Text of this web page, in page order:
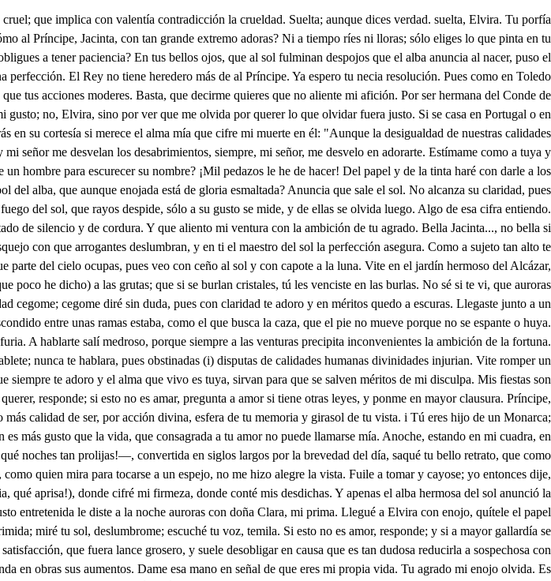
estando en mi cuadra, en soledad tan prolija, que sólo me acompañaban un bufete y dos bujías, sacrificando en tu amor —¡oh qué noches tan prolijas!—, convertida en siglos largos por la brevedad del día, saqué tu bello retrato, que como mi pecho habita un rato a solas con él quise aliviar mis fatigas. Sobre un bufete de plata le puse, como quien mira para tocarse a un espejo, no me hizo alegre la vista. Fuile a tomar y cayose; yo entonces dije, ofendida: cuando se caen los espejos mal suceso pronostican. Álcele y tomé un papel (¡qué temeraria, qué aprisa!), donde cifré mi firmeza, donde conté mis desdichas. Y apenas el alba hermosa del sol anunció la risa, cuando el papel con mil almas le di para darte a Elvira. Supe (¡ah, crueles amantes!) que con gusto entretenida le diste a la noche auroras con doña Clara, mi prima. Llegué a Elvira con enojo, quítele el papel corrida, porque mí violento fuego le convirtiera en cenizas. Llegaste tú, repórteme; vite rey, quedé oprimida; miré tu sol, deslumbrome; escuché tu voz, temila. Si esto no es amor, responde; y si a mayor gallardía se constituyen sus leyes, a tu gusto estoy rendida. No de tus antojos quiero castigar la presunción ni darte satisfacción, que fuera lance grosero, y suele desobligar en causa que es tan dudosa reducirla a sospechosa con quererla disculpar. Ni con encarecimientos quiero pintarte mi amor, que como no es hablador funda en obras sus aumentos. Dame esa mano en señal de que eres mi propia vida. Tu agrado mi enojo olvida. Es condición celestial. ¿No sabes que el alma es mía? Quedo, que tu hermano viene. Buen fin mi sospecha tiene. Ya es demasiada porfía. Dámela, Elvira, por Dios, que a 'descomponer me obligas, y antes que me vaya amigas habéis de quedar las dos. Los pies beso a Vuestra Alteza. Huélgome que hayáis venido, que ya estoy medio corrido de ver tan grande extrañeza. Ea, Elvira, no haya más: dádmela y abrazaos luego. A hacer lo que mandas llego. Gusto infinito me das. Doña Elvira es bien nacida, doña Jacinta también, y cuando el cargo le den de camarera, advertida doña Elvira de que tiene Jacinta en antigüedad más grados de calidad... ¡Qué bien su engaño previene! .quedará desenojada. ¿Digo bien, Conde? Señor, supuesto que a tu valor está mi humildad postrada, mi hermana no puede ser camarera. ¿Cómo no? ¿No puedo mandarlo yo? Tienes padre. ¿Y ha de ser mi padre contra mi gusto? Como él quiera, ¿por qué no? ¿Contra lo que mando yo. siendo a su servicio justo? Señor, no lo debe ser, pues que no da permisión. ¡No me habléis más, corazón, que bien os dais a entender! Conde, decid: ¿vuestra hermana no tiene méritos? ¿Cómo, siendo del Rey mayordomo y ella de esa suerte ufana, también admitidos, dais a la duda esa objeción? Porque hay nueva reducción. Della es bien que me advirtáis. Saliendo alegre a caza un claro día tu padre, por los montes de Toledo, dando a los gerifaltes osadía y a las veloces garzas torpe miedo, después de haber calmado su alegría... Agora más confusa que antes quedo. De Vargas ilustró la aldea corta, adonde el sol la vanidad reporta. Llegaron de la Sagra labradores y zagalejas a sus pies lozanos, ya con la caza, pesca, fruta y flores, cifrando un mayo en sus heroicas manos. Pagoles con agrados, con favores, dejolos ricos y de gloria ufanos; que el Rey, como fiscal del firmamento, es fuerza que por uno ha de dar ciento. Viendo el sitio, la gente y el agrado tan dispuesto a su gusto y tan copioso, quedó con afición determinado a fabricar allí un jardín hermoso, con casa y gente, que, vecino a un prado, forme un palacio rico y suntuoso, adonde del conejo y gamo vea porfías sobre cuál le lisonjea. Previene que le asista yo, acudiendo con desvelos al gusto que le alienta, cristales a las murtas previniendo, y más verdores que el abril intenta. Y por este mandato discurriendo me apresura con ira tan violenta, que por dar al efeto el gusto junto me mandó que me parta luego al punto. Allí será mi hermana camarera, no del palacio, del abril florido, que así lo manda el Rey, y a Dios pluguiera a más rigor me hubiera reducido: aquí no hay dilación, que si la hubiera pusiera mi opinión en torpe olvido. Carrozas y literas ten a punto. ¡Ella va desterrada, y yo difunto! Si el Rey lo manda, servirle será mi mayor blasón; aunque es merced con pensión. ¿Quién bastará a persuadirle? ¿Qué me manda Vuestra Alteza? Que os lleve el cielo con bien. Tus pies beso. Cielos, ¿quién sin la luz de su belleza podrá vivir? Ven, hermana. Su Alteza reine en Castilla, y goce la imperial silla sin la opresión africana. ¡No es bueno volver los ojos para acabar de matarme, que no bastaba llevarme el alma para despojos de su belleza! , Señor, el Rey te llama. ¿Sí hará...? ¿Adónde, don Juan, está? Ya llegará al corredor. ¿Qué os parece del suceso? A Jacinta ha desterrado. Es destierro moderado. Y aun injusto. Yo confieso, don Juan, que por ella muero; pero, ¿qué escándalo doy? Testigo, Príncipe, soy de que lo miró primero; y para no dalle nombre de destierro a este ejercicio la inclinó. ¡Gran